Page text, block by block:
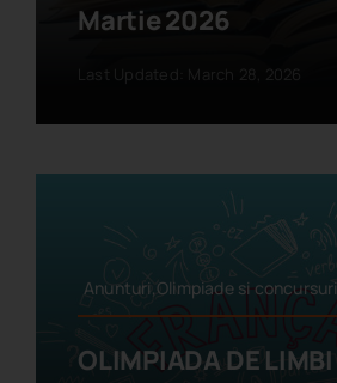
Martie 2026
Last Updated: March 28, 2026
Anunturi,Olimpiade si concursuri
OLIMPIADA DE LIMBI